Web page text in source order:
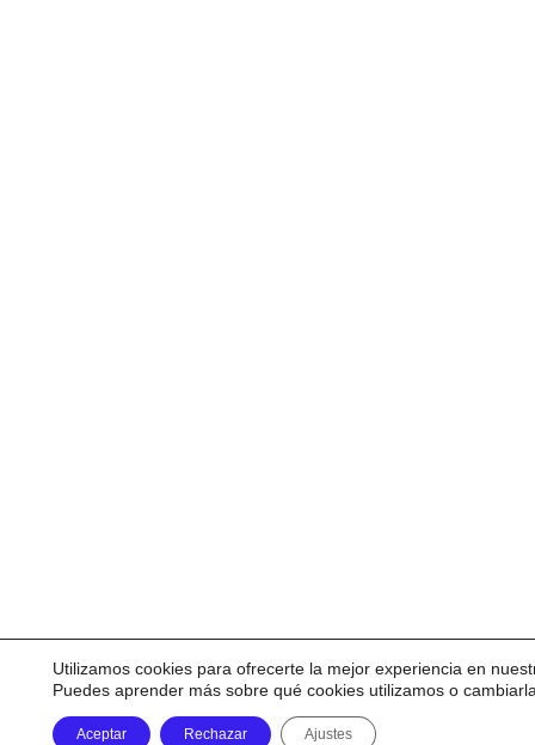
Utilizamos cookies para ofrecerte la mejor experiencia en
Puedes aprender más sobre qué cookies utilizamos o
Aceptar Rechazar Ajustes